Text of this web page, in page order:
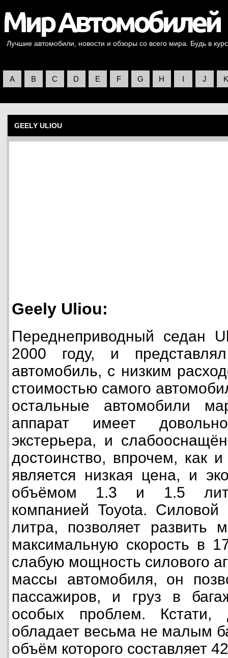
Лучшие автомобили, новости и обзоры со всего мира. Будь в
A B C D E F G H I J K
GEELY ULIOU
Geely Uliou:
Переднеприводный седан
2000 году, и
автомобиль, с низким
стоимостью самого
остальные автомобили
аппарат имеет
экстерьера, и
достоинство, впрочем, как
является низкая цена, и
объёмом 1.3 и 1.5
компанией Toyota. Силовой
литра, позволяет развить
максимальную скорость в
слабую мощность силового
массы автомобиля, он
пассажиров, и груз в
особых проблем. Кстати,
обладает весьма не малым
объём которого составляет